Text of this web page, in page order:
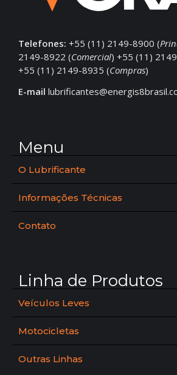
Telefones: +55 (11) 2149-8900 (
2149-8922 (Comercial) +55 (11)
+55 (11) 2149-8935 (Compras)
E-mail
Menu
O Lubrificante
Informações Técnicas
Contato
Linha de Produtos
Veículos Leves
Motocicletas
Outras Linhas